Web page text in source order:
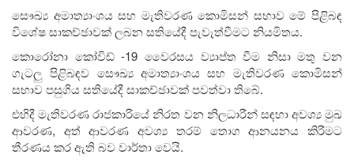
සෞඛ්‍ය අමාත්‍යාංශය සහ මැතිවරණ කොමිසන් සභාව මේ පිළිබඳ
විශේෂ සාකච්ඡාවක් ලබන සතියේදී පැවැත්වීමට නියමිතය.
කොරෝනා කෝවිඩ් -19 වෛරසය ව්‍යාප්ත වීම නිසා මතු වන
ගැටලු පිළිබඳව සෞඛ්‍ය අමාත්‍යාංශය සහ මැතිවරණ කොමිසන්
සභාව පසුගිය සතියේදී සාකච්ඡාවක් පවත්වා තිබේ.
එහිදී මැතිවරණ රාජකාරියේ නිරත වන නිලධාරීන් සඳහා අවශ්‍ය මුඛ
ආවරණ, අත් ආවරණ අවශ්‍ය තරම් තොග ආනයනය කිරීමට
තීරණය කර ඇති බව වාර්තා වෙයි.